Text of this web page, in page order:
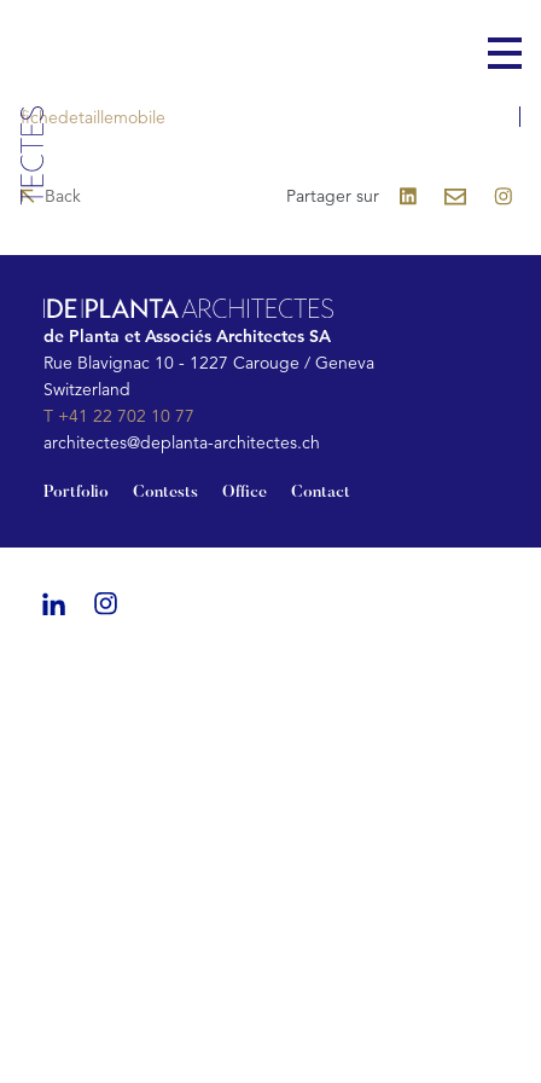
fichedetaillemobile
Back Partager sur
de Planta et Associés Architectes SA
Rue Blavignac 10 - 1227 Carouge / Geneva
Switzerland
T +41 22 702 10 77
architectes@deplanta-architectes.ch
Portfolio Contests Office Contact